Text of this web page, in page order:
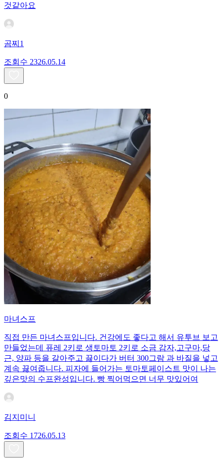
것같아요
곰찌1
조회수 2326.05.14
0
마녀스프
직접 만든 마녀스프입니다. 건강에도 좋다고 해서 유투브 보고
만들었는데 퓨레 2키로 생토마토 2키로 소금 감자,고구마,당
근, 양파 등을 갈아주고 끓이다가 버터 300그람 과 바질을 넣고
계속 끓여줍니다. 피자에 들어가는 토마토페이스트 맛이 나는
깊은맛의 수프완성입니다. 빵 찍어먹으면 너무 맛있어여
김지미니
조회수 1726.05.13